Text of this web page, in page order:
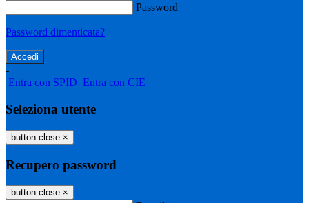
Password
Password dimenticata?
-
Entra con SPID Entra con CIE
Seleziona utente
button close ×
Recupero password
button close ×